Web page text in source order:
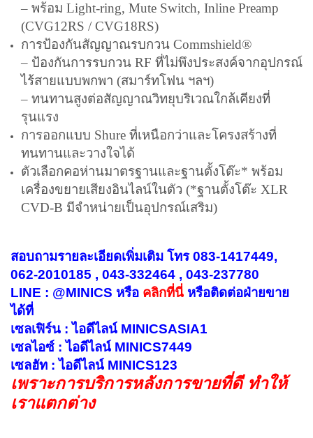
– พร้อม Light-ring, Mute Switch, Inline Preamp
(CVG12RS / CVG18RS)
การป้องกันสัญญาณรบกวน Commshield®
– ป้องกันการรบกวน RF ที่ไม่พึงประสงค์จากอุปกรณ์
ไร้สายแบบพกพา (สมาร์ทโฟน ฯลฯ)
– ทนทานสูงต่อสัญญาณวิทยุบริเวณใกล้เคียงที่
รุนแรง
การออกแบบ Shure ที่เหนือกว่าและโครงสร้างที่
ทนทานและวางใจได้
ตัวเลือกคอห่านมาตรฐานและฐานตั้งโต๊ะ* พร้อม
เครื่องขยายเสียงอินไลน์ในตัว (*ฐานตั้งโต๊ะ XLR
CVD-B มีจำหน่ายเป็นอุปกรณ์เสริม)
สอบถามรายละเอียดเพิ่มเติม โทร 083-1417449,
062-2010185 , 043-332464 , 043-237780
LINE : @MINICS หรือ คลิกที่นี่ หรือติดต่อฝ่ายขาย
ได้ที่
เซลเฟิร์น : ไอดีไลน์ MINICSASIA1
เซลไอซ์ : ไอดีไลน์ MINICS7449
เซลฮัท : ไอดีไลน์ MINICS123
เพราะการบริการหลังการขายที่ดี ทำให้
เราแตกต่าง